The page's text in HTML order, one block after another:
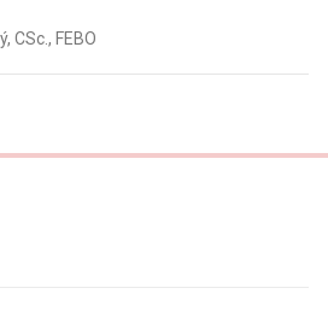
CSc., FEBO